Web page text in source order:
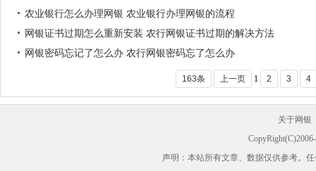
农业银行怎么办理网银 农业银行办理网银的流程
网银证书过期怎么重新安装 农行网银证书过期的解决方法
网银密码忘记了怎么办 农行网银密码忘了怎么办
163条 上一页 1 2 3 4
关于网银
声明：本站所有文章、数据仅供参考。